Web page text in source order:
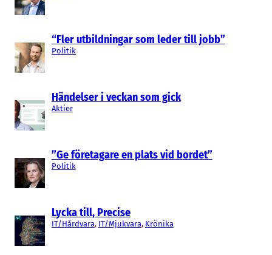
“Fler utbildningar som leder till jobb”
Politik
Händelser i veckan som gick
Aktier
”Ge företagare en plats vid bordet”
Politik
Lycka till, Precise
IT/Hårdvara, IT/Mjukvara, Krönika